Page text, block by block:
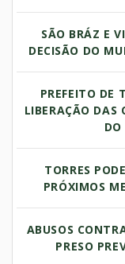
SÃO BRÁZ E
DECISÃO DO
PREFEITO DE
LIBERAÇÃO DAS
TORRES
PRÓXIMOS
ABUSOS
PRESO